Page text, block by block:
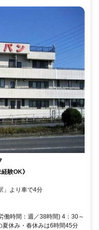
験OK》
」より車で4分
時間：週／38時間) 4：30～
休み・春休みは6時間45分